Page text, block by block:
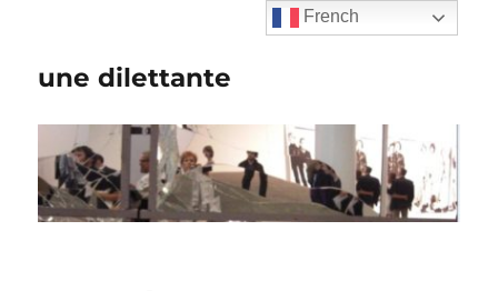
une dilettante
French